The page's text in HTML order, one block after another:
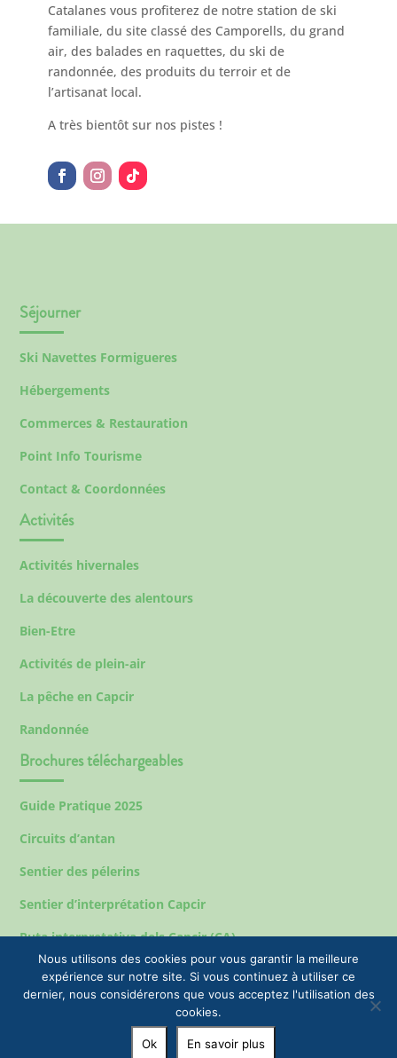
Catalanes vous profiterez de notre station de ski
familiale, du site classé des Camporells, du grand
air, des balades en raquettes, du ski de
randonnée, des produits du terroir et de
l’artisanat local.
A très bientôt sur nos pistes !
Séjourner
Ski Navettes Formigueres
Hébergements
Commerces & Restauration
Point Info Tourisme
Contact & Coordonnées
Activités
Activités hivernales
La découverte des alentours
Bien-Etre
Activités de plein-air
La pêche en Capcir
Randonnée
Brochures téléchargeables
Guide Pratique 2025
Circuits d’antan
Sentier des pélerins
Sentier d’interprétation Capcir
Ruta interpretativa dels Capcir (CA)
© 2023 EPIC Tourisme & Commune de Formiguères |
+33(0)4 68 04 47 35
Nous utilisons des cookies pour vous garantir la meilleure
expérience sur notre site. Si vous continuez à utiliser ce
dernier, nous considérerons que vous acceptez l'utilisation des
cookies.
Ok En savoir plus